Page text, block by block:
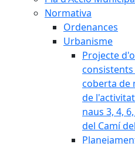
Normativa
Ordenances
Urbanisme
Projecte
coberta de
de
naus 3, 4,
del Camí